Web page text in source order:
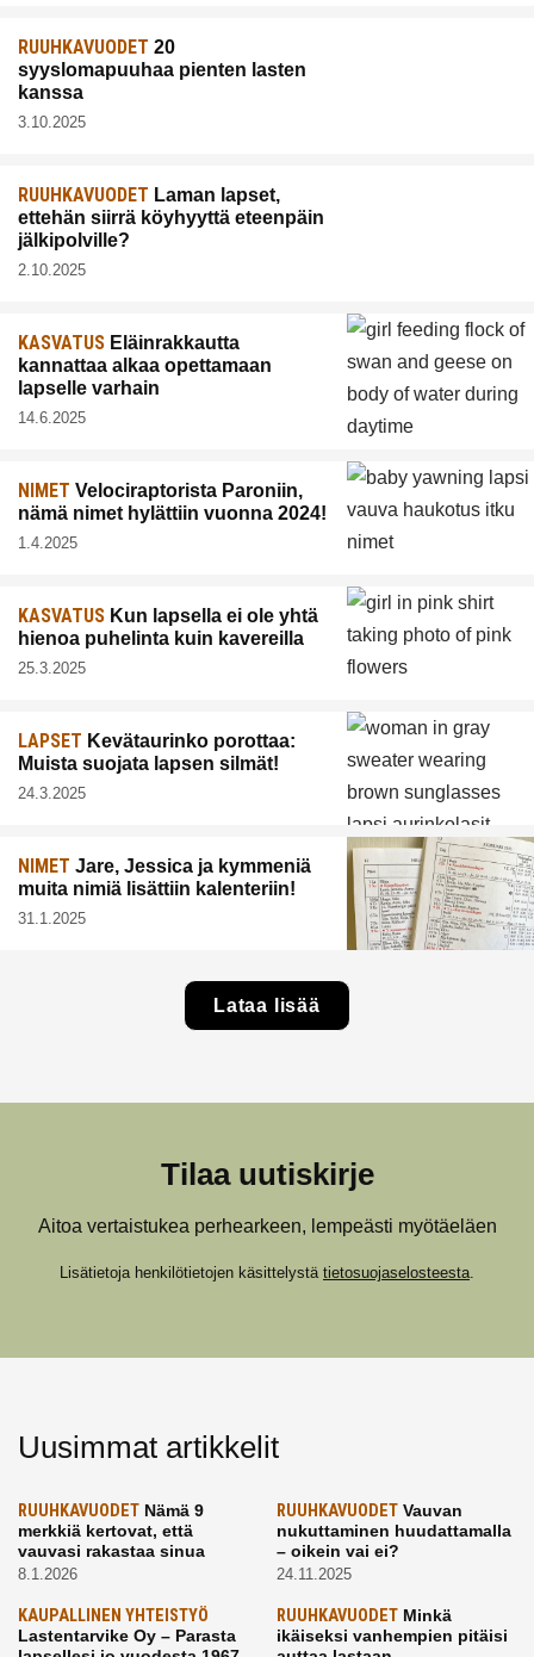
RUUHKAVUODET 20
syyslomapuuhaa pienten lasten
kanssa
3.10.2025
RUUHKAVUODET Laman lapset,
ettehän siirrä köyhyyttä eteenpäin
jälkipolville?
2.10.2025
KASVATUS Eläinrakkautta
kannattaa alkaa opettamaan
lapselle varhain
14.6.2025
NIMET Velociraptorista Paroniin,
nämä nimet hylättiin vuonna 2024!
1.4.2025
KASVATUS Kun lapsella ei ole yhtä
hienoa puhelinta kuin kavereilla
25.3.2025
LAPSET Kevätaurinko porottaa:
Muista suojata lapsen silmät!
24.3.2025
NIMET Jare, Jessica ja kymmeniä
muita nimiä lisättiin kalenteriin!
31.1.2025
Lataa lisää
Tilaa uutiskirje
Aitoa vertaistukea perhearkeen, lempeästi myötäeläen
Lisätietoja henkilötietojen käsittelystä tietosuojaselosteesta.
Uusimmat artikkelit
RUUHKAVUODET Nämä 9
merkkiä kertovat, että
vauvasi rakastaa sinua
8.1.2026
RUUHKAVUODETVauvan
nukuttaminen huudattamalla
– oikein vai ei?
24.11.2025
KAUPALLINEN YHTEISTYÖ
Lastentarvike Oy – Parasta
RUUHKAVUODETMinkä
ikäiseksi vanhempien pitäisi